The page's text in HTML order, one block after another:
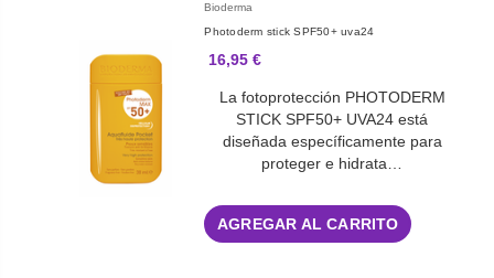
Bioderma
Photoderm stick SPF50+ uva24
16,95 €
La fotoprotección PHOTODERM
STICK SPF50+ UVA24 está
diseñada específicamente para
proteger e hidrata…
AGREGAR AL CARRITO